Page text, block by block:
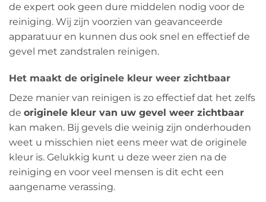
de expert ook geen dure middelen nodig voor de
reiniging. Wij zijn voorzien van geavanceerde
apparatuur en kunnen dus ook snel en effectief de
gevel met zandstralen reinigen.
Het maakt de originele kleur weer zichtbaar
Deze manier van reinigen is zo effectief dat het zelfs
de originele kleur van uw gevel weer zichtbaar
kan maken. Bij gevels die weinig zijn onderhouden
weet u misschien niet eens meer wat de originele
kleur is. Gelukkig kunt u deze weer zien na de
reiniging en voor veel mensen is dit echt een
aangename verassing.